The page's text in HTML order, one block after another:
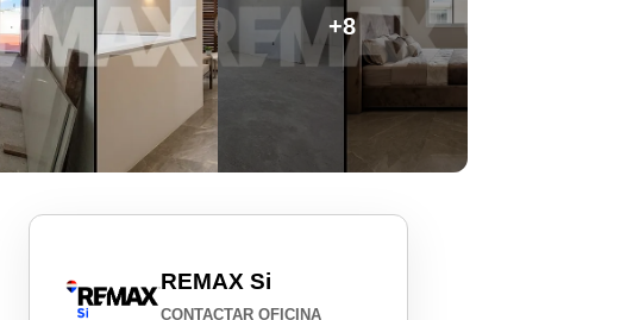
+8
REMAX Si
CONTACTAR OFICINA